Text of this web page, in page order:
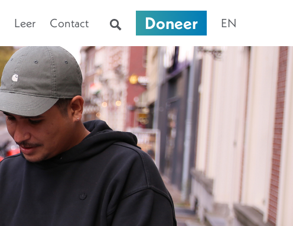
Leer Contact Doneer EN